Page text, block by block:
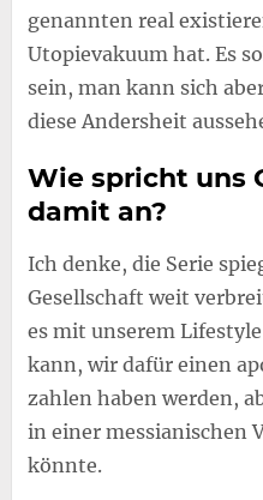
genannten real
Utopievakuum hat. Es
sein, man kann sich
diese Andersheit
Wie spricht uns
damit an?
Ich denke, die Serie
Gesellschaft weit
es mit unserem
kann, wir dafür einen
zahlen haben werden,
in einer messianischen
könnte.